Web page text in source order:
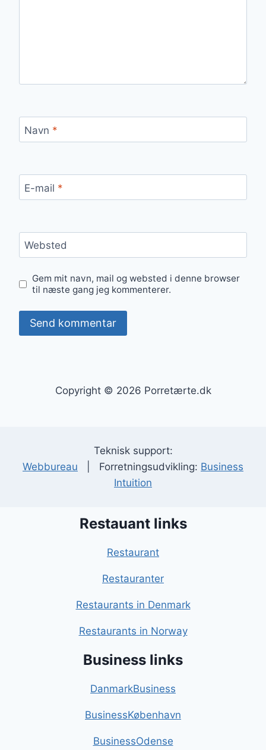
Navn *
E-mail *
Websted
Gem mit navn, mail og websted i denne browser
til næste gang jeg kommenterer.
Copyright © 2026 Porretærte.dk
Teknisk support:
Webbureau | Forretningsudvikling: Business
Intuition
Restauant links
Restaurant
Restauranter
Restaurants in Denmark
Restaurants in Norway
Business links
DanmarkBusiness
BusinessKøbenhavn
BusinessOdense